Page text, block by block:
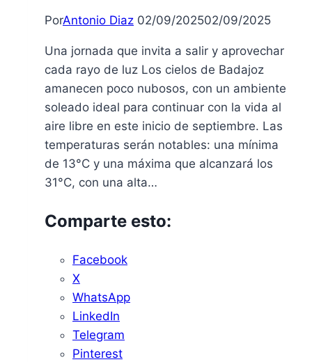
PorAntonio Diaz 02/09/202502/09/2025
Una jornada que invita a salir y aprovechar
cada rayo de luz Los cielos de Badajoz
amanecen poco nubosos, con un ambiente
soleado ideal para continuar con la vida al
aire libre en este inicio de septiembre. Las
temperaturas serán notables: una mínima
de 13°C y una máxima que alcanzará los
31°C, con una alta…
Comparte esto:
Facebook
X
WhatsApp
LinkedIn
Telegram
Pinterest